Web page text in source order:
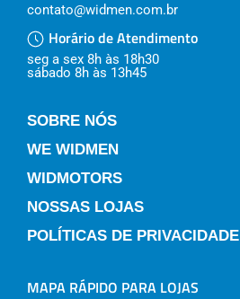
contato@widmen.com.br
Horário de Atendimento
seg a sex 8h às 18h30
sábado 8h às 13h45
SOBRE NÓS
WE WIDMEN
WIDMOTORS
NOSSAS LOJAS
POLÍTICAS DE PRIVACIDADE
MAPA RÁPIDO PARA LOJAS